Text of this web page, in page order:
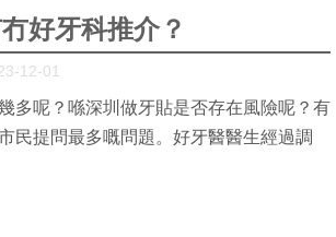
好牙科推介？
12-01
多呢？喺深圳做牙貼是否存在風險呢？有
民提問最多嘅問題。好牙醫醫生經過調